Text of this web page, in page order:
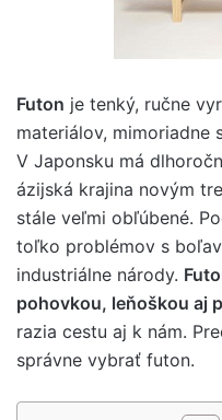
Futon je tenký, ručne
materiálov, mimoriadne
V Japonsku má
ázijská krajina novým
stále veľmi obľúbené.
toľko problémov s
industriálne národy.
pohovkou, leňoškou aj
razia cestu aj k nám.
správne vybrať futon.